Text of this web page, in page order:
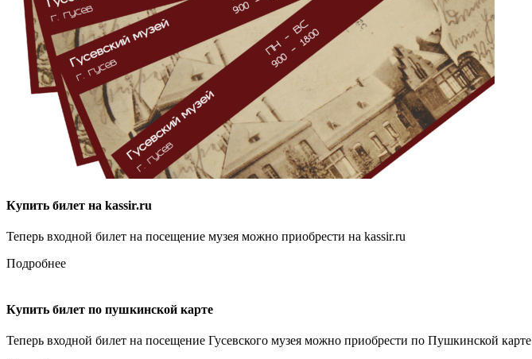
Купить билет на kassir.ru
Теперь входной билет на посещение музея можно приобрести на kassir.ru
Подробнее
Купить билет по пушкинской карте
Теперь входной билет на посещение Гусевского музея можно приобрести по Пушкинской карте